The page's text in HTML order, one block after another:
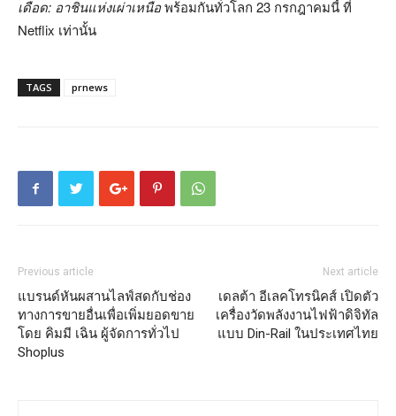
เดือด: อาชินแห่งเผ่าเหนือพร้อมกันทั่วโลก 23 กรกฎาคมนี้ ที่
Netflix เท่านั้น
TAGS prnews
Previous article
แบรนด์หันผสานไลฟ์สดกับช่อง
ทางการขายอื่นเพื่อเพิ่มยอดขาย
โดย คิมมี เฉิน ผู้จัดการทั่วไป
Shoplus
Next article
เดลต้า อีเลคโทรนิคส์ เปิดตัว
เครื่องวัดพลังงานไฟฟ้าดิจิทัล
แบบ Din-Rail ในประเทศไทย